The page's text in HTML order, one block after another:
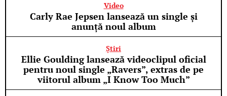
Carly Rae Jepsen lansează un single și
anunță noul album
Video
Ellie Goulding lansează videoclipul oficial
pentru noul single „Ravers”, extras de pe
viitorul album „I Know Too Much”
Știri